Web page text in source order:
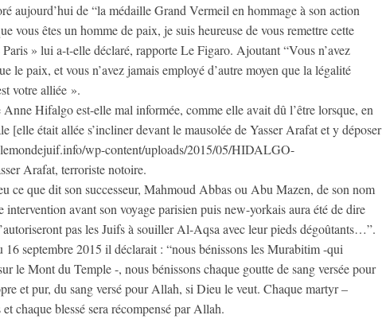
aujourd’hui de “la médaille Grand Vermeil en hommage à son action
vous êtes un homme de paix, je suis heureuse de vous remettre cette
» lui a-t-elle déclaré, rapporte Le Figaro. Ajoutant “Vous n’avez
le paix, et vous n’avez jamais employé d’autre moyen que la légalité
votre alliée ».
Hifalgo est-elle mal informée, comme elle avait dû l’être lorsque, en
[elle était allée s’incliner devant le mausolée de Yasser Arafat et y déposer
wp-content/uploads/2015/05/HIDALGO-
Arafat, terroriste notoire.
ce que dit son successeur, Mahmoud Abbas ou Abu Mazen, de son nom
avant son voyage parisien puis new-yorkais aura été de dire
pas les Juifs à souiller Al-Aqsa avec leur pieds dégoûtants…”.
septembre 2015 il déclarait : “nous bénissons les Murabitim -qui
le Mont du Temple -, nous bénissons chaque goutte de sang versée pour
et pur, du sang versé pour Allah, si Dieu le veut. Chaque martyr –
chaque blessé sera récompensé par Allah.